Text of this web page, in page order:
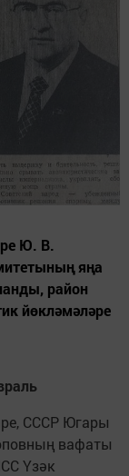
Ю. В.
яңа
район
йөкләмәләре
СССР Югары
вафаты
Үзәк